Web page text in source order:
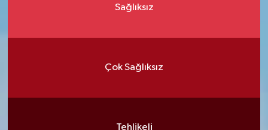
Sağlıksız
Çok Sağlıksız
Tehlikeli